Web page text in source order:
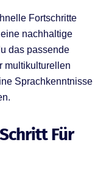
Fortschritte
nachhaltige
das passende
multikulturellen
Sprachkenntnisse
Für